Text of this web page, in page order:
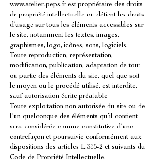
www.atelier-peps.fr est propriétaire des droits
de propriété intellectuelle ou détient les droits
d’usage sur tous les éléments accessibles sur
le site, notamment les textes, images,
graphismes, logo, icônes, sons, logiciels.
Toute reproduction, représentation,
modification, publication, adaptation de tout
ou partie des éléments du site, quel que soit
le moyen ou le procédé utilisé, est interdite,
sauf autorisation écrite préalable.
Toute exploitation non autorisée du site ou de
l’un quelconque des éléments qu’il contient
sera considérée comme constitutive d’une
contrefaçon et poursuivie conformément aux
dispositions des articles L.335-2 et suivants du
Code de Propriété Intellectuelle.